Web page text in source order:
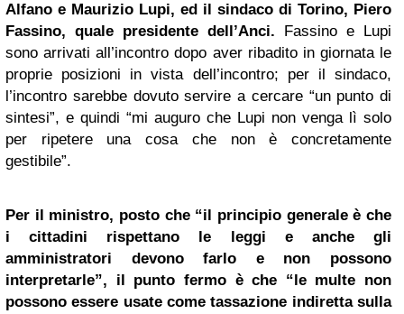
Alfano e Maurizio Lupi, ed il sindaco di Torino, Piero
Fassino, quale presidente dell’Anci. Fassino e Lupi
sono arrivati all’incontro dopo aver ribadito in giornata le
proprie posizioni in vista dell’incontro; per il sindaco,
l’incontro sarebbe dovuto servire a cercare “un punto di
sintesi”, e quindi “mi auguro che Lupi non venga lì solo
per ripetere una cosa che non è concretamente
gestibile”.
Per il ministro, posto che “il principio generale è che
i cittadini rispettano le leggi e anche gli
amministratori devono farlo e non possono
interpretarle”, il punto fermo è che “le multe non
possono essere usate come tassazione indiretta sulla